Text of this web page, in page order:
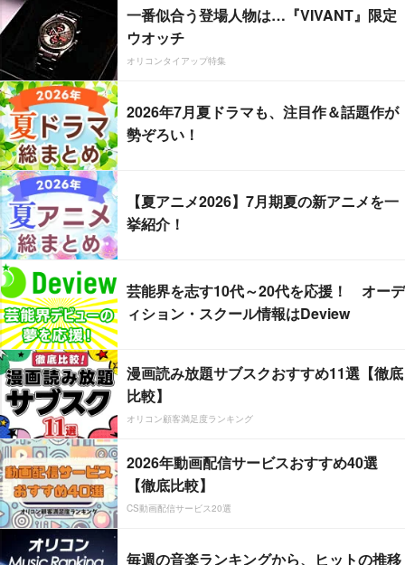
一番似合う登場人物は…『VIVANT』限定
ウオッチ
オリコンタイアップ特集
2026年7月夏ドラマも、注目作＆話題作が
勢ぞろい！
【夏アニメ2026】7月期夏の新アニメを一
挙紹介！
芸能界を志す10代～20代を応援！ オーデ
ィション・スクール情報はDeview
漫画読み放題サブスクおすすめ11選【徹底
比較】
オリコン顧客満足度ランキング
2026年動画配信サービスおすすめ40選
【徹底比較】
CS動画配信サービス20選
毎週の音楽ランキングから、ヒットの推移